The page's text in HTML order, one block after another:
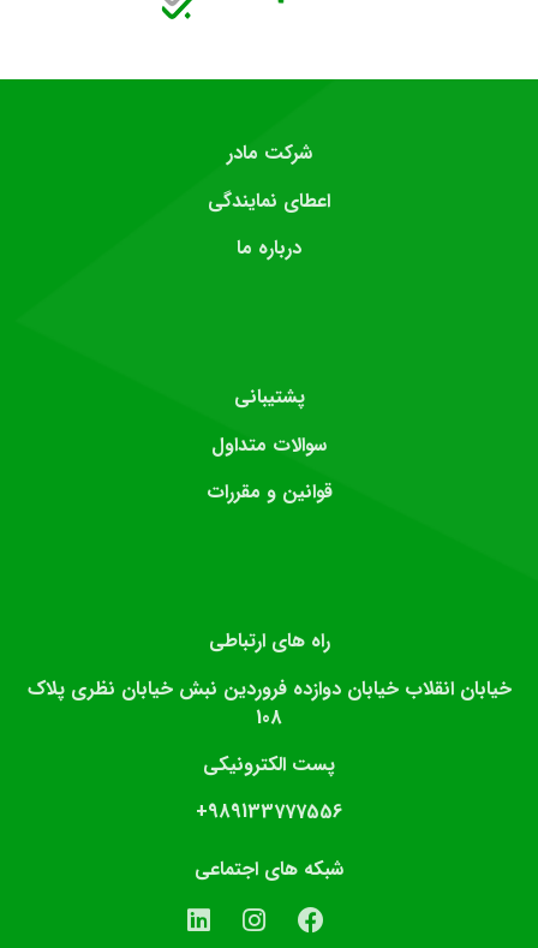
شرکت مادر
اعطای نمایندگی
درباره ما
پشتیبانی
سوالات متداول
قوانین و مقررات
راه های ارتباطی
خیابان انقلاب خیابان دوازده فروردین نبش خیابان نظری پلاک
108
پست الکترونیکی
989133777556+
شبکه های اجتماعی